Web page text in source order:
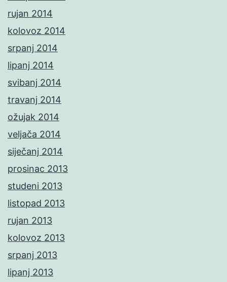
rujan 2014
kolovoz 2014
srpanj 2014
lipanj 2014
svibanj 2014
travanj 2014
ožujak 2014
veljača 2014
siječanj 2014
prosinac 2013
studeni 2013
listopad 2013
rujan 2013
kolovoz 2013
srpanj 2013
lipanj 2013